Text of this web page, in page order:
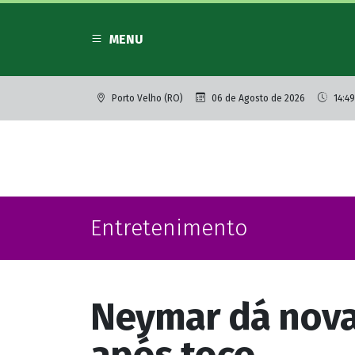
MENU
Porto Velho (RO) 06 de Agosto de 2026